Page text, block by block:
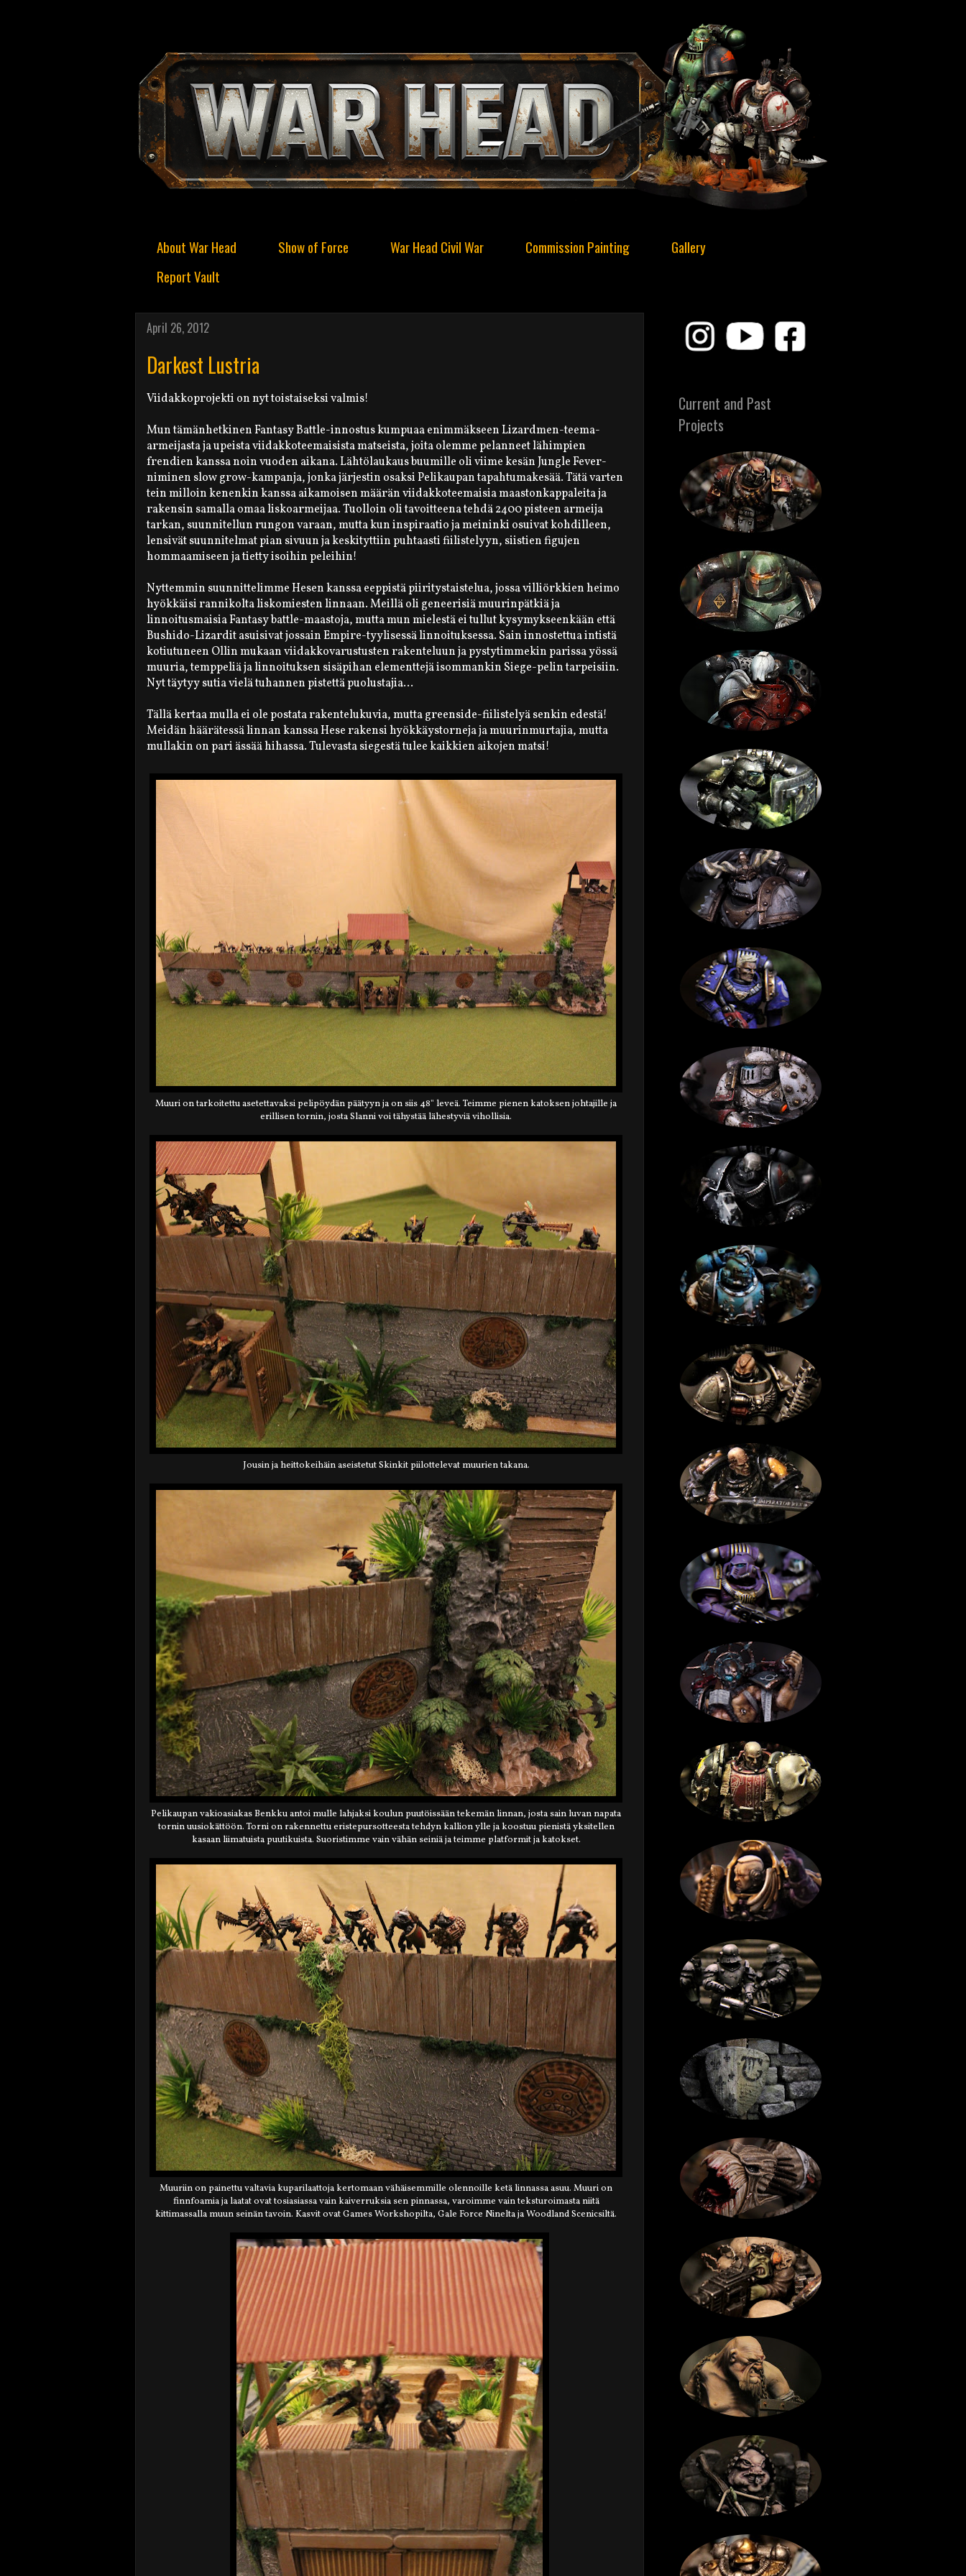
About War Head Show of Force War Head Civil War Commission Painting
Gallery
Report Vault
April 26, 2012
Darkest Lustria
Viidakkoprojekti on nyt toistaiseksi valmis!
Mun tämänhetkinen Fantasy Battle-innostus kumpuaa enimmäkseen Lizardmen-teema-
armeijasta ja upeista viidakkoteemaisista matseista, joita olemme pelanneet lähimpien
frendien kanssa noin vuoden aikana. Lähtölaukaus buumille oli viime kesän Jungle Fever-
niminen slow grow-kampanja, jonka järjestin osaksi Pelikaupan tapahtumakesää. Tätä varten
tein milloin kenenkin kanssa aikamoisen määrän viidakkoteemaisia maastonkappaleita ja
rakensin samalla omaa liskoarmeijaa. Tuolloin oli tavoitteena tehdä 2400 pisteen armeija
tarkan, suunnitellun rungon varaan, mutta kun inspiraatio ja meininki osuivat kohdilleen,
lensivät suunnitelmat pian sivuun ja keskityttiin puhtaasti fiilistelyyn, siistien figujen
hommaamiseen ja tietty isoihin peleihin!
Nyttemmin suunnittelimme Hesen kanssa eeppistä piiritystaistelua, jossa villiörkkien heimo
hyökkäisi rannikolta liskomiesten linnaan. Meillä oli geneerisiä muurinpätkiä ja
linnoitusmaisia Fantasy battle-maastoja, mutta mun mielestä ei tullut kysymykseenkään että
Bushido-Lizardit asuisivat jossain Empire-tyylisessä linnoituksessa. Sain innostettua intistä
kotiutuneen Ollin mukaan viidakkovarustusten rakenteluun ja pystytimmekin parissa yössä
muuria, temppeliä ja linnoituksen sisäpihan elementtejä isommankin Siege-pelin tarpeisiin.
Nyt täytyy sutia vielä tuhannen pistettä puolustajia...
Tällä kertaa mulla ei ole postata rakentelukuvia, mutta greenside-fiilistelyä senkin edestä!
Meidän häärätessä linnan kanssa Hese rakensi hyökkäystorneja ja muurinmurtajia, mutta
mullakin on pari ässää hihassa. Tulevasta siegestä tulee kaikkien aikojen matsi!
Muuri on tarkoitettu asetettavaksi pelipöydän päätyyn ja on siis 48" leveä. Teimme pienen katoksen johtajille ja
erillisen tornin, josta Slanni voi tähystää lähestyviä vihollisia.
Jousin ja heittokeihäin aseistetut Skinkit piilottelevat muurien takana.
Pelikaupan vakioasiakas Benkku antoi mulle lahjaksi koulun puutöissään tekemän linnan, josta sain luvan napata
tornin uusiokättöön. Torni on rakennettu eristepursotteesta tehdyn kallion ylle ja koostuu pienistä yksitellen
kasaan liimatuista puutikuista. Suoristimme vain vähän seiniä ja teimme platformit ja katokset.
Muuriin on painettu valtavia kuparilaattoja kertomaan vähäisemmille olennoille ketä linnassa asuu. Muuri on
finnfoamia ja laatat ovat tosiasiassa vain kaiverruksia sen pinnassa, varoimme vain teksturoimasta niitä
kittimassalla muun seinän tavoin. Kasvit ovat Games Workshopilta, Gale Force Ninelta ja Woodland Scenicsiltä.
Current and Past
Projects